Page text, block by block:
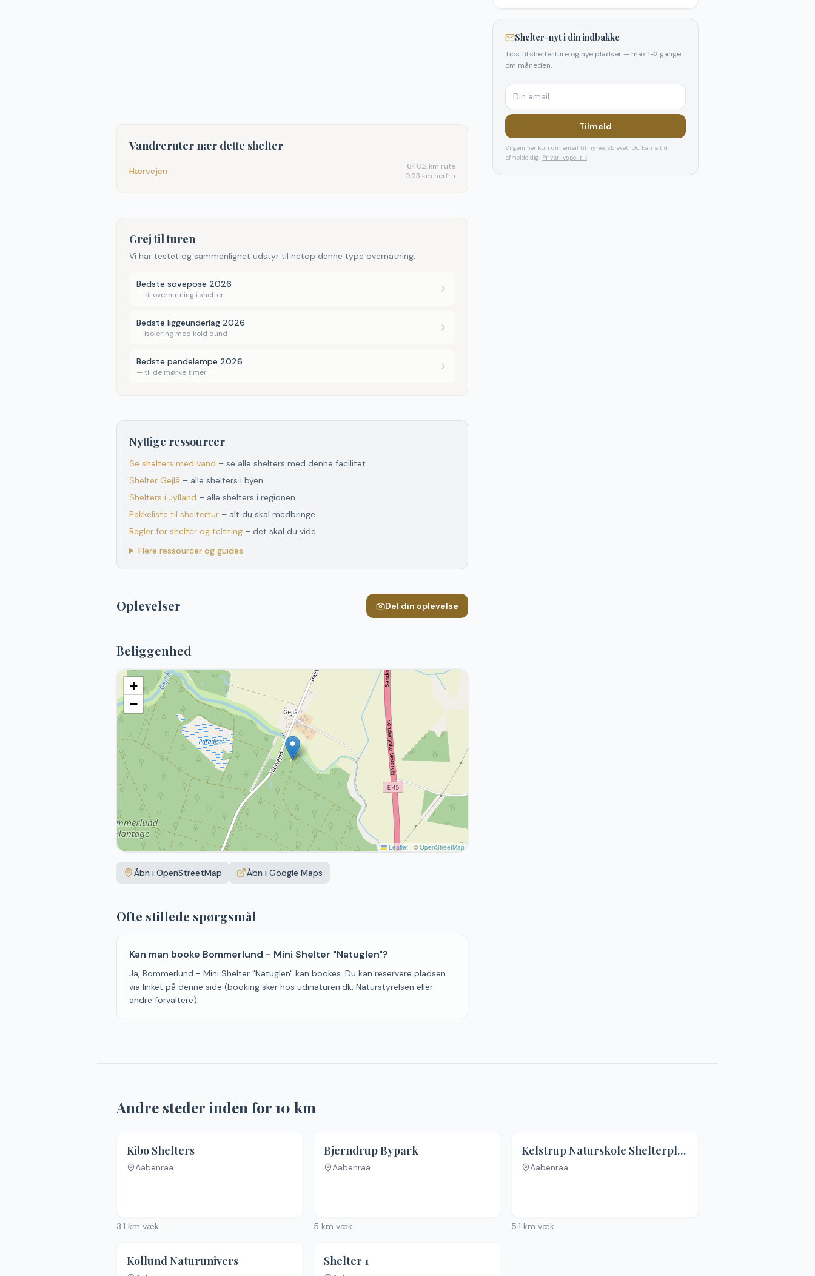
Vandreruter nær dette shelter
Hærvejen 646.2 km rute
0.23 km herfra
Grej til turen
Vi har testet og sammenlignet udstyr til netop denne type overnatning.
Bedste sovepose 2026
— til overnatning i shelter
Bedste liggeunderlag 2026
— isolering mod kold bund
Bedste pandelampe 2026
— til de mørke timer
Nyttige ressourcer
Se shelters med vand – se alle shelters med denne facilitet
Shelter Gejlå – alle shelters i byen
Shelters i Jylland – alle shelters i regionen
Pakkeliste til sheltertur – alt du skal medbringe
Regler for shelter og teltning – det skal du vide
Flere ressourcer og guides
Oplevelser Del din oplevelse
Beliggenhed
+
−
Leaflet | © OpenStreetMap
Åbn i OpenStreetMap Åbn i Google Maps
Ofte stillede spørgsmål
Kan man booke Bommerlund - Mini Shelter "Natuglen"?
Ja, Bommerlund - Mini Shelter "Natuglen" kan bookes. Du kan reservere pladsen
via linket på denne side (booking sker hos udinaturen.dk, Naturstyrelsen eller
andre forvaltere).
Shelter-nyt i din indbakke
Tips til shelterture og nye pladser — max 1-2 gange
om måneden.
Tilmeld
Vi gemmer kun din email til nyhedsbrevet. Du kan altid
afmelde dig. Privatlivspolitik
Andre steder inden for10 km
Kibo Shelters
Aabenraa
3.1 km væk
Bjerndrup Bypark
Aabenraa
5 km væk
Kelstrup Naturskole Shelterplads
Aabenraa
5.1 km væk
Kollund Naturunivers Shelter 1